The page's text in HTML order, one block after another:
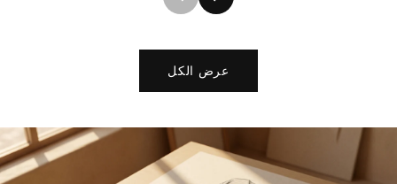
عرض الكل